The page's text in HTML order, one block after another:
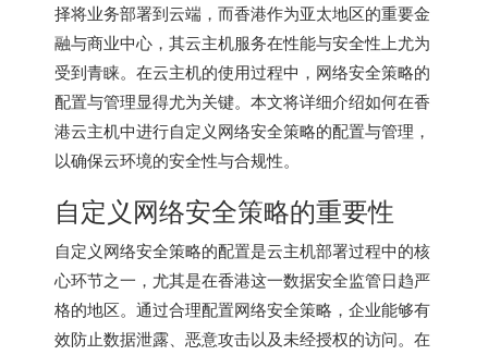
择将业务部署到云端，而香港作为亚太地区的重要金
融与商业中心，其云主机服务在性能与安全性上尤为
受到青睐。在云主机的使用过程中，网络安全策略的
配置与管理显得尤为关键。本文将详细介绍如何在香
港云主机中进行自定义网络安全策略的配置与管理，
以确保云环境的安全性与合规性。
自定义网络安全策略的重要性
自定义网络安全策略的配置是云主机部署过程中的核
心环节之一，尤其是在香港这一数据安全监管日趋严
格的地区。通过合理配置网络安全策略，企业能够有
效防止数据泄露、恶意攻击以及未经授权的访问。在